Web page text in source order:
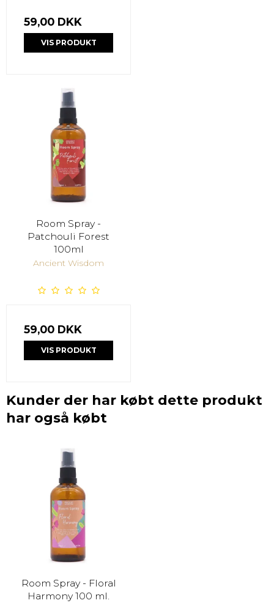
59,00 DKK
VIS PRODUKT
Room Spray -
Patchouli Forest
100ml
Ancient Wisdom
59,00 DKK
VIS PRODUKT
Kunder der har købt dette produkt
har også købt
Room Spray - Floral
Harmony 100 ml.